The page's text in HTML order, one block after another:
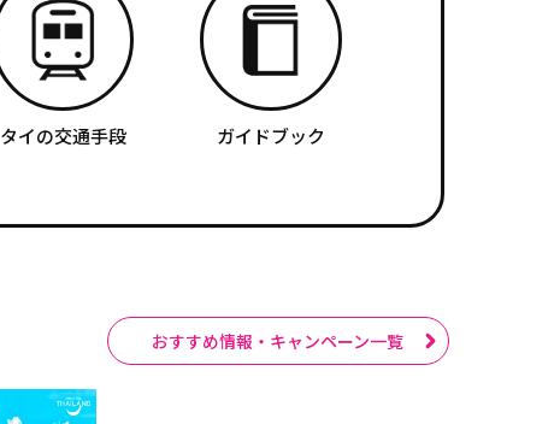
タイの交通手段 ガイドブック
おすすめ情報・キャンペーン一覧